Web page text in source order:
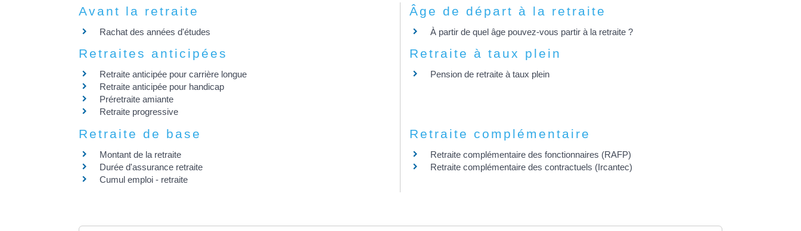
Avant la retraite
Rachat des années d'études
Âge de départ à la retraite
À partir de quel âge pouvez-vous partir à la retraite ?
Retraites anticipées
Retraite anticipée pour carrière longue
Retraite anticipée pour handicap
Préretraite amiante
Retraite progressive
Retraite à taux plein
Pension de retraite à taux plein
Retraite de base
Montant de la retraite
Durée d'assurance retraite
Cumul emploi - retraite
Retraite complémentaire
Retraite complémentaire des fonctionnaires (RAFP)
Retraite complémentaire des contractuels (Ircantec)